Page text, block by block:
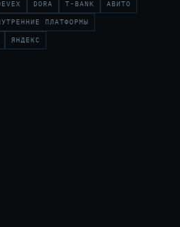
DORA T-BANK
АВИТО
ПЛАТФОРМЫ
ЯНДЕКС